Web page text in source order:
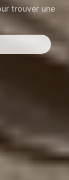
trouver une